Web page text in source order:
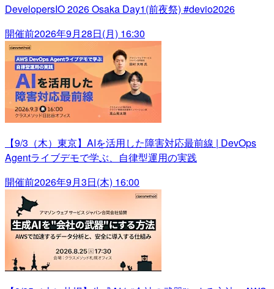
DevelopersIO 2026 Osaka Day1(前夜祭) #devio2026
開催前2026年9月28日(月) 16:30
【9/3（木）東京】AIを活用した障害対応最前線 | DevOps
Agentライブデモで学ぶ、自律型運用の実践
開催前2026年9月3日(木) 16:00